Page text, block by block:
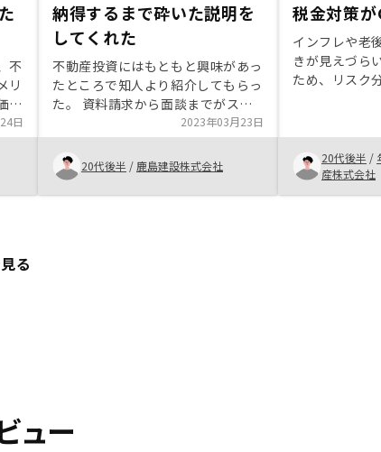
不
リ
格
出
納
日
納得するまで砕いた説明を
してくれた
不動産投資にはもともと興味があっ
たところで知人より紹介してもらっ
た。 資料請求から面談までがスム
ーズでよかった。 また質問にも随
時回答いただけ、円滑な連絡体制が
整っている。 また、面談から面談
までスピード感があり、内容を忘れ
ぬうちに段階を踏むことができると
2023年03月23日
20代後半 / 鹿島建設株式会社
税金対策
インフレや老
きが見えづら
ため、リスク
元を見込め
なった次第。
る場合、税金
バーできる認識
20代後半 /
産株式会社
る
ュー